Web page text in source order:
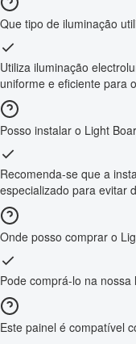
Que tipo de iluminação
Utiliza iluminação
uniforme e eficiente para
Posso instalar o Light
Recomenda-se que a
especializado para evitar
Onde posso comprar o
Pode comprá-lo na
Este painel é compatível